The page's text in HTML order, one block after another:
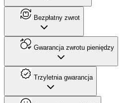
Bezpłatny zwrot
Gwarancja zwrotu pieniędzy
Trzyletnia gwarancja